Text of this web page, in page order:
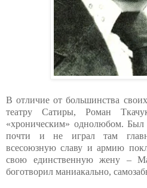
В отличие от большинства
театру Сатиры, Роман
«хроническим» однолюбом. Был
почти и не играл там
всесоюзную славу и армию
свою единственную жену –
боготворил маниакально,